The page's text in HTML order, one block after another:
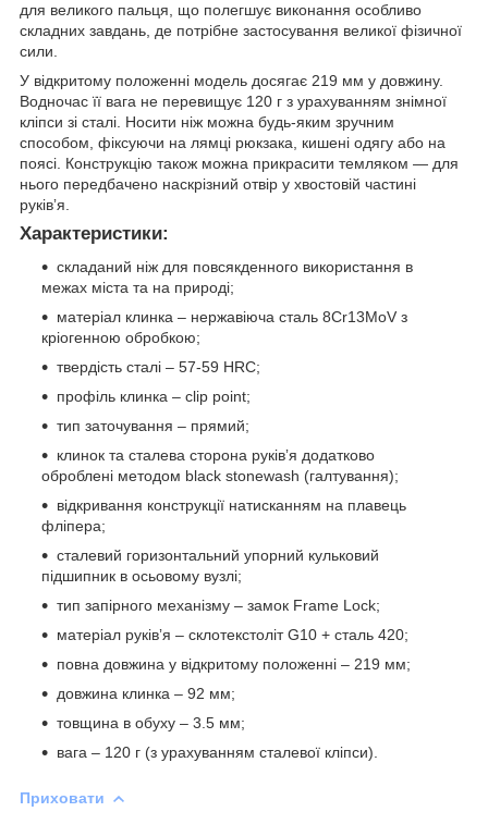
для великого пальця, що полегшує виконання особливо
складних завдань, де потрібне застосування великої фізичної
сили.
У відкритому положенні модель досягає 219 мм у довжину.
Водночас її вага не перевищує 120 г з урахуванням знімної
кліпси зі сталі. Носити ніж можна будь-яким зручним
способом, фіксуючи на лямці рюкзака, кишені одягу або на
поясі. Конструкцію також можна прикрасити темляком — для
нього передбачено наскрізний отвір у хвостовій частині
руківʼя.
Характеристики:
складаний ніж для повсякденного використання в
межах міста та на природі;
матеріал клинка – нержавіюча сталь 8Cr13MoV з
кріогенною обробкою;
твердість сталі – 57-59 HRC;
профіль клинка – clip point;
тип заточування – прямий;
клинок та сталева сторона руківʼя додатково
оброблені методом black stonewash (галтування);
відкривання конструкції натисканням на плавець
фліпера;
сталевий горизонтальний упорний кульковий
підшипник в осьовому вузлі;
тип запірного механізму – замок Frame Lock;
матеріал руківʼя – склотекстоліт G10 + сталь 420;
повна довжина у відкритому положенні – 219 мм;
довжина клинка – 92 мм;
товщина в обуху – 3.5 мм;
вага – 120 г (з урахуванням сталевої кліпси).
Приховати